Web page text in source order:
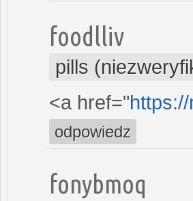
foodlliv
pills
<a href="
odpowiedz
fonybmoq